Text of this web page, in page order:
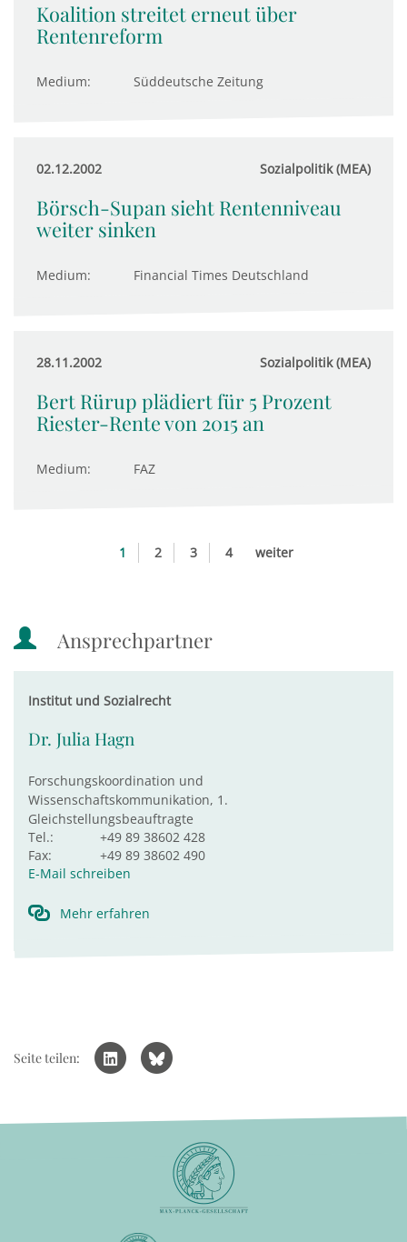
Koalition streitet erneut über
Rentenreform
Medium: Süddeutsche Zeitung
02.12.2002 Sozialpolitik (MEA)
Börsch-Supan sieht Rentenniveau
weiter sinken
Medium: Financial Times Deutschland
28.11.2002 Sozialpolitik (MEA)
Bert Rürup plädiert für 5 Prozent
Riester-Rente von 2015 an
Medium: FAZ
1 2 3 4 weiter
Ansprechpartner
Institut und Sozialrecht
Dr. Julia Hagn
Forschungskoordination und
Wissenschaftskommunikation, 1.
Gleichstellungsbeauftragte
Tel.:
+49 89 38602 428
Fax:
+49 89 38602 490
E-Mail schreiben
Mehr erfahren
Seite teilen: